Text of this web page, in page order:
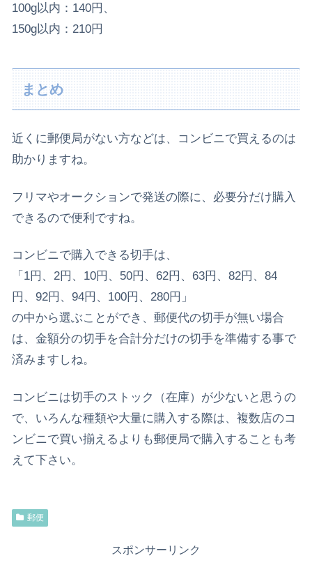
100g以内：140円、
150g以内：210円
まとめ
近くに郵便局がない方などは、コンビニで買えるのは
助かりますね。
フリマやオークションで発送の際に、必要分だけ購入
できるので便利ですね。
コンビニで購入できる切手は、
「 1円、2円、10円、50円、62円、63円、82円、84
円、92円、94円、100円、280円 」
の中から選ぶことができ、郵便代の切手が無い場合
は、金額分の切手を合計分だけの切手を準備する事で
済みますしね。
コンビニは切手のストック（在庫）が少ないと思うの
で、いろんな種類や大量に購入する際は、複数店のコ
ンビニで買い揃えるよりも郵便局で購入することも考
えて下さい。
郵便
スポンサーリンク